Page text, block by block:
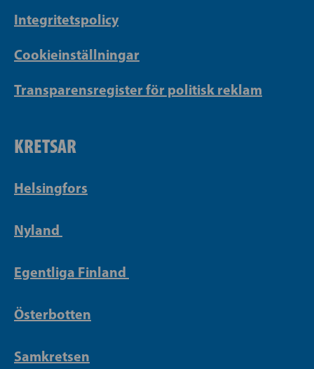
Integritetspolicy
Cookieinställningar
Transparensregister för politisk reklam
KRETSAR
Helsingfors
Nyland
Egentliga Finland
Österbotten
Samkretsen